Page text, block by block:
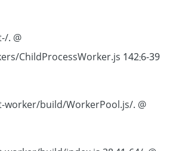
worker/build/WorkerPool.js